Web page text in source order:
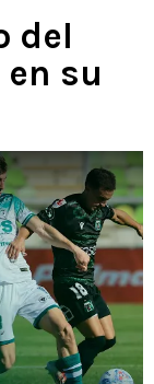
del
su